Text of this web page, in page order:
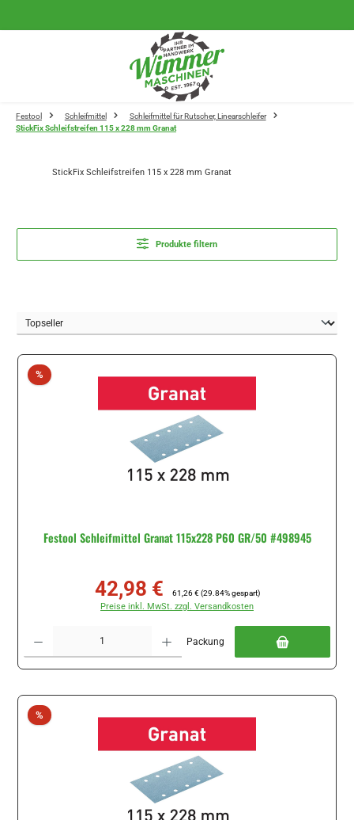
Festool Schleifmittel
Schleifmittel für Rutscher, Linearschleifer
StickFix Schleifstreifen 115 x 228 mm Granat
StickFix Schleifstreifen 115 x 228 mm Granat
Produkte filtern
%Rabatt
Festool Schleifmittel Granat 115x228 P60 GR/50 #498945
Verkaufspreis:
42,98 € Regulärer Preis:
61,26 € (29.84% gespart)
Preise inkl. MwSt. zzgl. Versandkosten
Packung
%Rabatt